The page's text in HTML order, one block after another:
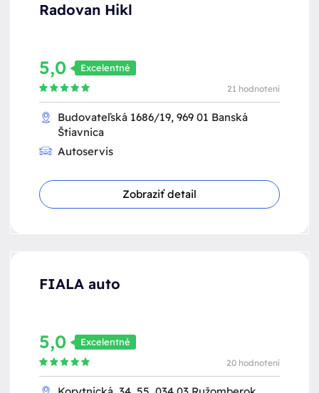
Radovan Hikl
5,0 Excelentné
21 hodnotení
Budovateľská 1686/19, 969 01 Banská
Štiavnica
Autoservis
Zobraziť detail
FIALA auto
5,0 Excelentné
20 hodnotení